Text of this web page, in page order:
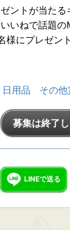
ントが当たる
いねで話題
様にプレゼン
日用品 その他
募集は終了
LINEで送る